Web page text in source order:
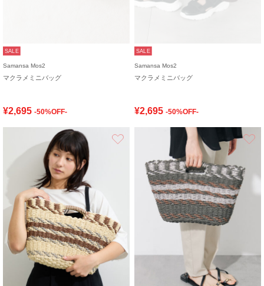
SALE
Samansa Mos2
マクラメミニバッグ
¥2,695 -50%OFF-
SALE
Samansa Mos2
マクラメミニバッグ
¥2,695 -50%OFF-